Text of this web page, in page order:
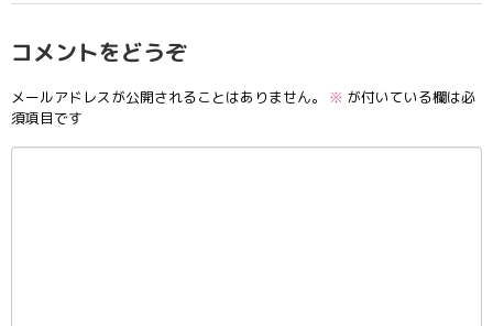
コメントをどうぞ
メールアドレスが公開されることはありません。 ※ が付いている欄は必
須項目です